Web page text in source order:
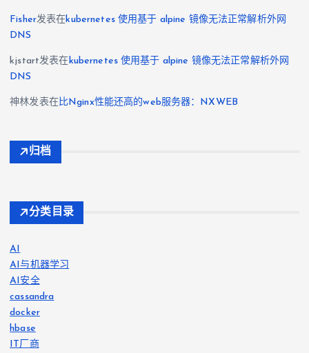
Fisher发表在kubernetes 使用基于 alpine 镜像无法正常解析外网
DNS
kjstart发表在 kubernetes 使用基于 alpine 镜像无法正常解析外网
DNS
神林发表在 比Nginx性能还高的web服务器：NXWEB
归档
分类目录
AI
AI与机器学习
AI安全
cassandra
docker
hbase
IT厂商